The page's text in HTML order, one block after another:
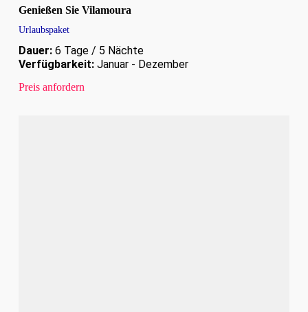
Genießen Sie Vilamoura
Urlaubspaket
Dauer:6 Tage / 5 Nächte
Verfügbarkeit:Januar - Dezember
Preis anfordern